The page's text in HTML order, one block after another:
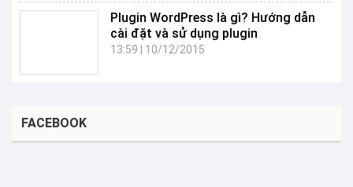
Plugin WordPress là gì? Hướng dẫn
cài đặt và sử dụng plugin
13:59 10/12/2015
FACEBOOK